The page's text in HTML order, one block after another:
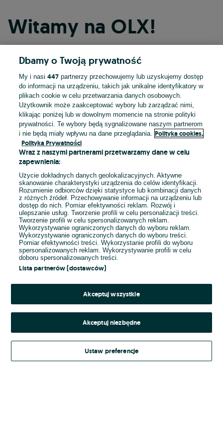
Witamy na OLX!
Kontynuuj przez Facebooka
Kontynuuj przez konto Apple
Kontynuuj przez konto Google
LUB
E-mail
Hasło
Kontynuując za pośrednictwem jednego z dostawców wskazanych powyżej,
Regulamin serwisu OLX.pl w jego aktualnym brzmieniu.
Dbamy o Twoją prywatność
My i nasi447 partnerzy przechowujemy lub uzyskujemy dostęp
do informacji na urządzeniu, takich jak unikalne identyfikatory w
plikach cookie w celu przetwarzania danych osobowych.
Użytkownik może zaakceptować wybory lub zarządzać nimi,
klikając poniżej lub w dowolnym momencie na stronie polityki
prywatności. Te wybory będą sygnalizowane naszym partnerom
i nie będą miały wpływu na dane przeglądania.
Polityka cookies,
Polityka Prywatności
Wraz z naszymi partnerami przetwarzamy dane w celu
zapewnienia:
Użycie dokładnych danych geolokalizacyjnych. Aktywne
skanowanie charakterystyki urządzenia do celów identyfikacji.
Rozumienie odbiorców dzięki statystyce lub kombinacji danych
z różnych źródeł. Przechowywanie informacji na urządzeniu lub
dostęp do nich. Pomiar efektywności reklam. Rozwój i
ulepszanie usług. Tworzenie profili w celu personalizacji treści.
Tworzenie profili w celu spersonalizowanych reklam.
Wykorzystywanie ograniczonych danych do wyboru reklam.
Wykorzystywanie ograniczonych danych do wyboru treści.
Pomiar efektywności treści. Wykorzystanie profili do wyboru
spersonalizowanych reklam. Wykorzystywanie profili w celu
doboru spersonalizowanych treści.
Lista partnerów (dostawców)
Akceptuj wszystkie
Akceptuj niezbędne
Ustaw preferencje